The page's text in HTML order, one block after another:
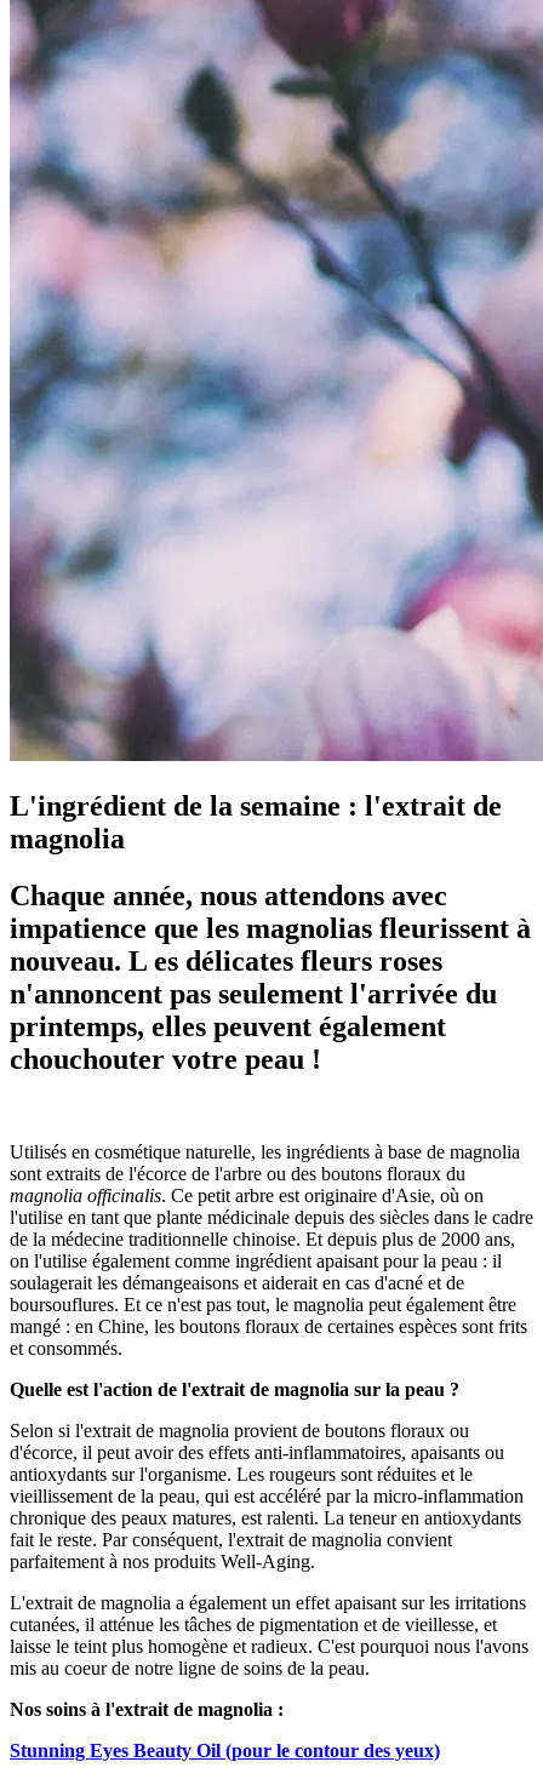
L'ingrédient de la semaine : l'extrait de
magnolia
Chaque année, nous attendons avec
impatience que les magnolias fleurissent à
nouveau. L es délicates fleurs roses
n'annoncent pas seulement l'arrivée du
printemps, elles peuvent également
chouchouter votre peau !
Utilisés en cosmétique naturelle, les ingrédients à base de magnolia
sont extraits de l'écorce de l'arbre ou des boutons floraux du
magnolia officinalis. Ce petit arbre est originaire d'Asie, où on
l'utilise en tant que plante médicinale depuis des siècles dans le cadre
de la médecine traditionnelle chinoise. Et depuis plus de 2000 ans,
on l'utilise également comme ingrédient apaisant pour la peau : il
soulagerait les démangeaisons et aiderait en cas d'acné et de
boursouflures. Et ce n'est pas tout, le magnolia peut également être
mangé : en Chine, les boutons floraux de certaines espèces sont frits
et consommés.
Quelle est l'action de l'extrait de magnolia sur la peau ?
Selon si l'extrait de magnolia provient de boutons floraux ou
d'écorce, il peut avoir des effets anti-inflammatoires, apaisants ou
antioxydants sur l'organisme. Les rougeurs sont réduites et le
vieillissement de la peau, qui est accéléré par la micro-inflammation
chronique des peaux matures, est ralenti. La teneur en antioxydants
fait le reste. Par conséquent, l'extrait de magnolia convient
parfaitement à nos produits Well-Aging.
L'extrait de magnolia a également un effet apaisant sur les irritations
cutanées, il atténue les tâches de pigmentation et de vieillesse, et
laisse le teint plus homogène et radieux. C'est pourquoi nous l'avons
mis au coeur de notre ligne de soins de la peau.
Nos soins à l'extrait de magnolia :
Stunning Eyes Beauty Oil (pour le contour des yeux)